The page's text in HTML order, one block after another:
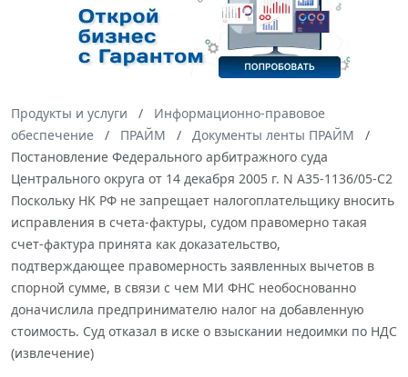
Продукты и услуги
Информационно-правовое
обеспечение
ПРАЙМ
Документы ленты ПРАЙМ
Постановление Федерального арбитражного суда
Центрального округа от 14 декабря 2005 г. N А35-1136/05-С2
Поскольку НК РФ не запрещает налогоплательщику вносить
исправления в счета-фактуры, судом правомерно такая
счет-фактура принята как доказательство,
подтверждающее правомерность заявленных вычетов в
спорной сумме, в связи с чем МИ ФНС необоснованно
доначислила предпринимателю налог на добавленную
стоимость. Суд отказал в иске о взыскании недоимки по НДС
(извлечение)